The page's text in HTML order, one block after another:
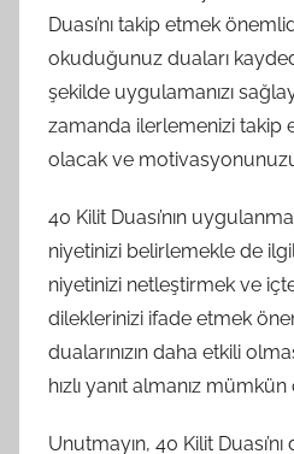
Duası’nı takip etmek
okuduğunuz duaları
şekilde uygulamanızı
zamanda ilerlemenizi takip
olacak ve motivasyonunuzu
40 Kilit Duası’nın
niyetinizi belirlemekle de
niyetinizi netleştirmek ve
dileklerinizi ifade etmek
dualarınızın daha etkili
hızlı yanıt almanız mümkün
Unutmayın, 40 Kilit